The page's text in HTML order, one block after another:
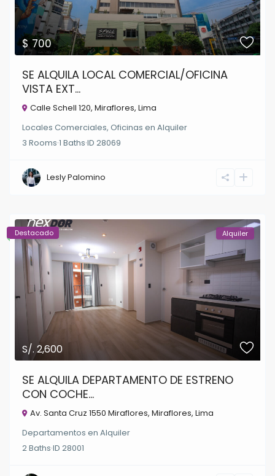
$ 700
SE ALQUILA LOCAL COMERCIAL/OFICINA
VISTA EXT...
Calle Schell 120,Miraflores,Lima
Locales Comerciales,Oficinas enAlquiler
3 Rooms·1 Baths·ID28069
Lesly Palomino
S/. 2,600
Alquiler
Destacado
SE ALQUILA DEPARTAMENTO DE ESTRENO
CON COCHE...
Av. Santa Cruz 1550 Miraflores,Miraflores,Lima
Departamentos enAlquiler
2Baths·ID28001